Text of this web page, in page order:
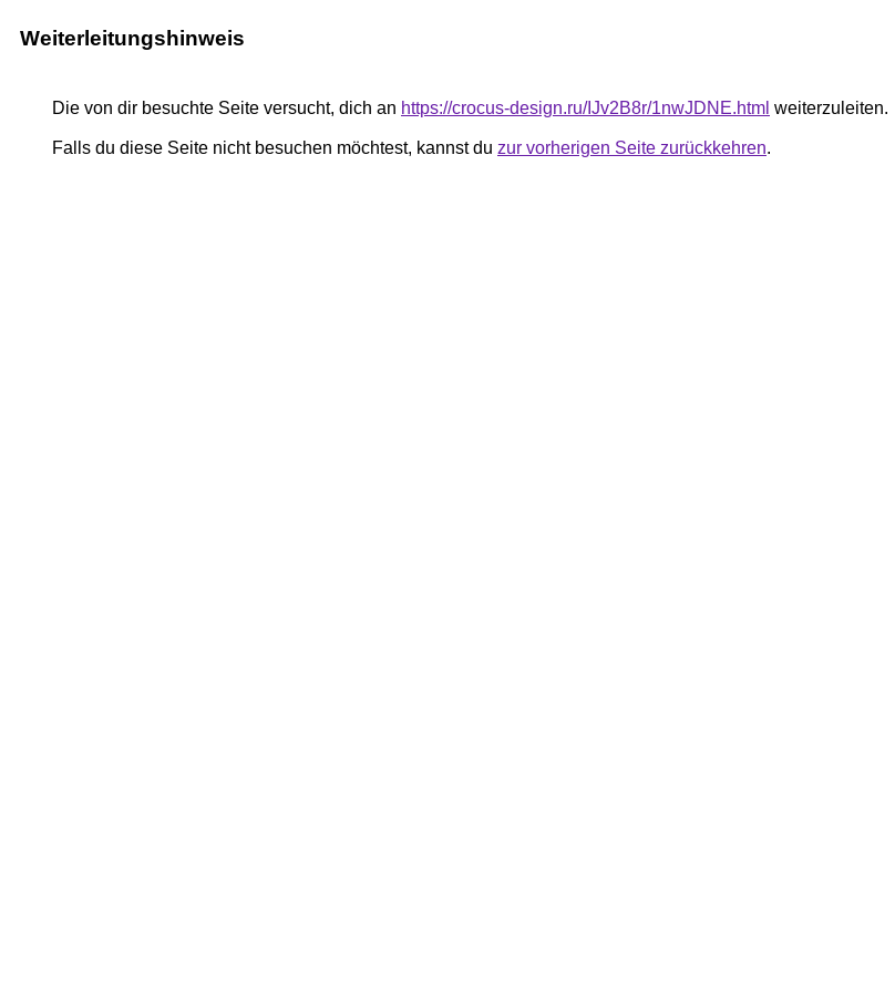
Weiterleitungshinweis
Die von dir besuchte Seite versucht, dich an https://crocus-design.ru/IJv2B8r/1nwJDNE.html weiterzuleiten.
Falls du diese Seite nicht besuchen möchtest, kannst du zur vorherigen Seite zurückkehren.